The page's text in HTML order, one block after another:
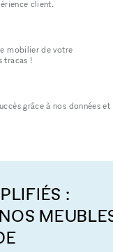
client.
mobilier de votre
tracas !
grâce à nos données et
: